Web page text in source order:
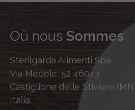
Où nous Sommes
Sterilgarda Alimenti Spa
Via Medole, 52 46043
Castiglione delle Stiviere
Italia